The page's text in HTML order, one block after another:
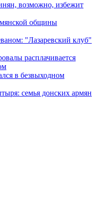
возможно, избежит
общины
"Лазаревский клуб"
расплачивается
в безвыходном
семья донских армян